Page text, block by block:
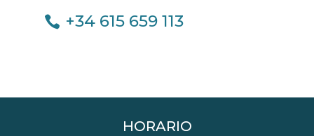
+34 615 659 113
HORARIO